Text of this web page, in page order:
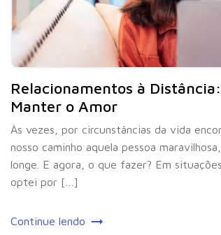
Relacionamentos à
Manter o Amor
Às vezes, por circunstâncias da vida
nosso caminho aquela pessoa
longe. E agora, o que fazer? Em
optei por […]
Continue lendo